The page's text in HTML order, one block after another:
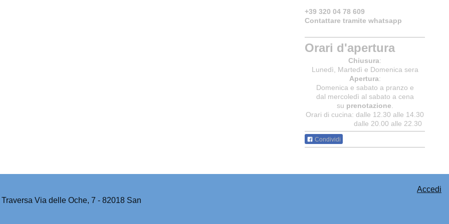
+39 320 04 78 609
Contattare tramite whatsapp
Orari d'apertura
Chiusura:
Lunedì, Martedì e Domenica sera
Apertura:
Domenica e sabato a pranzo e
dal mercoledì al sabato a cena
su prenotazione
Orari di cucina: dalle 12.30 alle 14.30
dalle 20.00 alle 22.30
Condividi
Via delle Oche, 7 - 82018 San
Accedi